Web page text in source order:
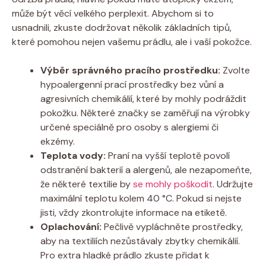
může být věcí ‍velkého ‍perplexit.‌ Abychom si to⁤
usnadnili, zkuste‌ dodržovat několik základních‌ tipů,
které pomohou nejen vašemu prádlu, ale⁢ i vaší pokožce.
Výběr správného ‍pracího prostředku: Zvolte ​
hypoalergenní prací prostředky bez vůní a
agresivních⁣ chemikálií, ⁢které by mohly podráždit
pokožku. Některé ‍značky ‌se ​zaměřují na‌ výrobky
⁤určené ‌speciálně pro osoby s alergiemi či
ekzémy.
Teplota vody: Praní na​ vyšší teplotě⁣ povolí
odstranění ⁣bakterií a alergenů, ‌ale nezapomeňte,
že některé textilie byse mohly poškodit. Udržujte
maximální teplotu ‍kolem 40 °C. Pokud si⁢ nejste⁣
jisti, vždy​ zkontrolujte informace na etiketě.
Oplachování: Pečlivě vypláchněte prostředky,
aby⁣ na⁢ textiliích nezůstávaly zbytky chemikálií. ​
Pro extra hladké ‍prádlo zkuste přidat k